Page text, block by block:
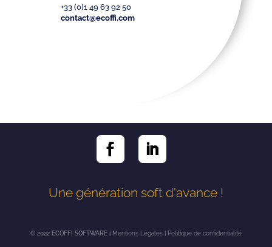
+33 (0)1 49 63 92 50
contact@ecoffi.com
Une génération soft d'avance !
© 2022 ECOFFI SOFTWARE | Mentions Légales Politique de confidentialité